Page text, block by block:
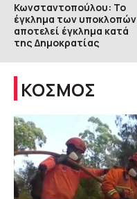
Κωνσταντοπούλου: Το
έγκλημα των υποκλοπών
αποτελεί έγκλημα κατά
της Δημοκρατίας
ΚΟΣΜΟΣ